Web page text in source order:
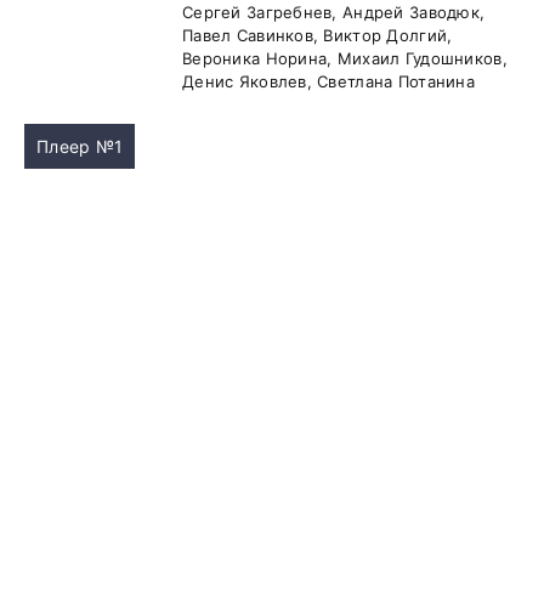
Сергей Загребнев, Андрей Заводюк,
Павел Савинков, Виктор Долгий,
Вероника Норина, Михаил Гудошников,
Денис Яковлев, Светлана Потанина
Плеер №1